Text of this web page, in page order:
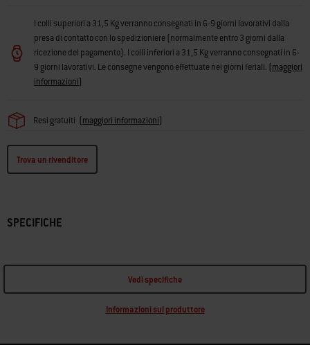
I colli superiori a 31,5 Kg verranno consegnati in 6-9 giorni lavorativi dalla
presa di contatto con lo spedizioniere (normalmente entro 3 giorni dalla
ricezione del pagamento). I colli inferiori a 31,5 Kg verranno consegnati in 6-
9 giorni lavorativi. Le consegne vengono effettuate nei giorni feriali. (maggiori
informazioni)
Resi gratuiti (maggiori informazioni)
Trova un rivenditore
SPECIFICHE
Vedi specifiche
Informazioni sul produttore